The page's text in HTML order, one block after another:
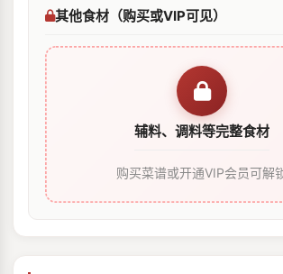
其他食材（购买或VIP可见）
辅料、调料等完整食材
购买菜谱或开通VIP会员可解